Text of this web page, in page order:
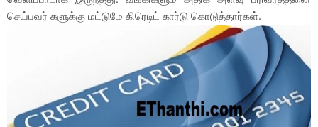
செய்பவர் களுக்கு மட்டுமே கிரெடிட் கார்டு கொடுத்தார்கள்.